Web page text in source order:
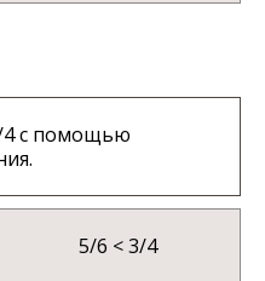
4 с помощью
5/6 < 3/4